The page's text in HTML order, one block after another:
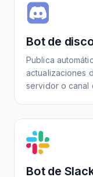
Bot de
Publica
actualizaciones
servidor o canal
Bot de